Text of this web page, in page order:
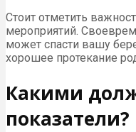
Стоит отметить
мероприятий.
может спасти вашу
хорошее протекание
Какими
показатели?